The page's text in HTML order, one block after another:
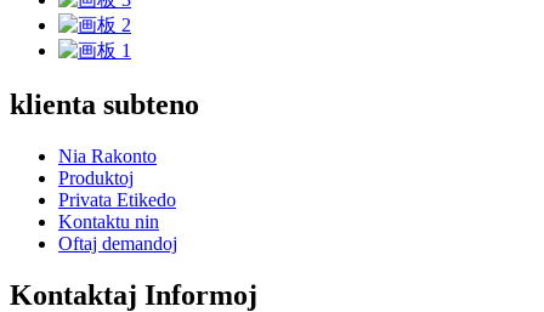
klienta subteno
Nia Rakonto
Produktoj
Privata Etikedo
Kontaktu nin
Oftaj demandoj
Kontaktaj Informoj